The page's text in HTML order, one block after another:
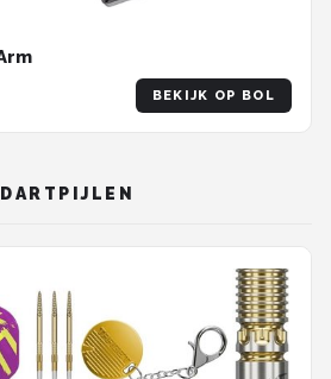
BEKIJK OP BOL